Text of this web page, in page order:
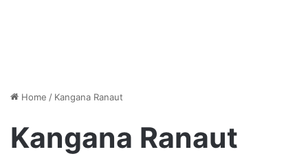
Home / Kangana Ranaut
Kangana Ranaut